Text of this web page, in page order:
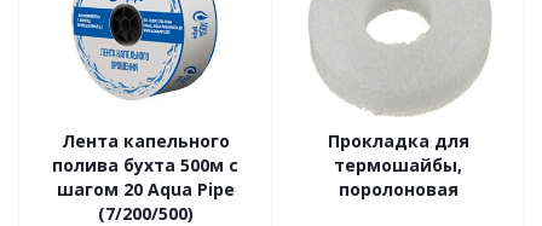
Лента капельного
полива бухта 500м с
шагом 20 Aqua Pipe
(7/200/500)
Прокладка для
термошайбы,
поролоновая